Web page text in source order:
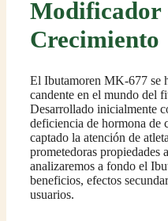
Modificador
Crecimiento
El Ibutamoren MK-677 se
candente en el mundo del
Desarrollado inicialmente
deficiencia de hormona de
captado la atención de
prometedoras propiedades
analizaremos a fondo el
beneficios, efectos
usuarios.